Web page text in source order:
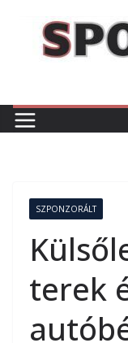
content
SZPONZORÁLT
terek